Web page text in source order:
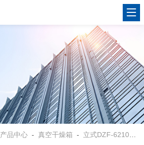
产品中心 -真空干燥箱 - 立式DZF-6210真空干燥箱